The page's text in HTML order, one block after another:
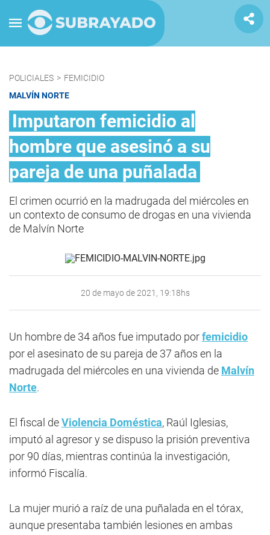
POLICIALES > FEMICIDIO
MALVÍN NORTE
Imputaron femicidio al
hombre que asesinó a su
pareja de una puñalada
El crimen ocurrió en la madrugada del miércoles en
un contexto de consumo de drogas en una vivienda
de Malvín Norte
20 de mayo de 2021, 19:18hs
Un hombre de 34 años fue imputado porfemicidio
por el asesinato de su pareja de 37 años en la
madrugada del miércoles en una vivienda de Malvín
Norte.
El fiscal deViolencia Doméstica, Raúl Iglesias,
imputó al agresor y se dispuso la prisión preventiva
por 90 días, mientras continúa la investigación,
informó Fiscalía.
La mujer murió a raíz de una puñalada en el tórax,
aunque presentaba también lesiones en ambas